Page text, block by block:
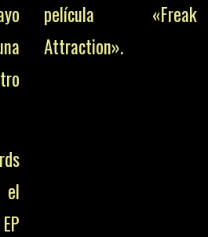
película «Freak
Attraction».